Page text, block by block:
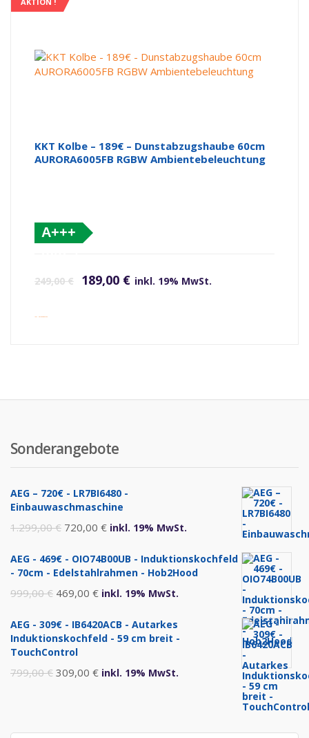
KKT Kolbe – 189€ – Dunstabzugshaube 60cm
AURORA6005FB RGBW Ambientebeleuchtung
A+++
249,00€ 189,00 € inkl. 19% MwSt.
inkl. Versandkosten
Sonderangebote
AEG – 720€ - LR7BI6480 -
Einbauwaschmaschine
1.299,00€ Ursprünglicher
war:
720,00 €Aktueller
ist:
inkl. 19% MwSt.
AEG - 469€ - OIO74B00UB - Induktionskochfeld
- 70cm - Edelstahlrahmen - Hob2Hood
999,00€ Ursprünglicher
war:
999,00 €
469,00 €Aktueller
ist:
inkl. 19% MwSt.
AEG - 309€ - IB6420ACB - Autarkes
Induktionskochfeld - 59 cm breit -
TouchControl
799,00€ Ursprünglicher
799,00 €
309,00 €Aktueller
309,00 €.
inkl. 19% MwSt.